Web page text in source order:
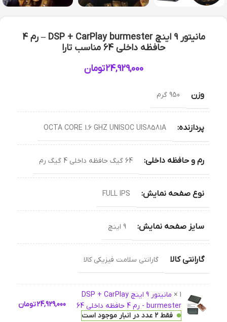
مانیتور 9 اینچ DSP + CarPlay burmester – رم 4
حافظه داخلی 64 مناسب تارا
24,929,000تومان
وزن 950 گرم
پردازنده: OCTA CORE 1.6 GHZ UNISOC UIS8581A
رم و حافظه داخلی: 64 گیگ حافظه داخلی 4 گیگ رم
نوع صفحه نمایش: FULL IPS
سایز صفحه نمایش: 9 اینچ
گارانتی کالا گارانتی سلامت فیزیکی کالا
1 ×
مانیتور 9 اینچ DSP + CarPlay
burmester - رم 4 حافظه داخلی 64
فقط 2 عدد در انبار موجود است
24,929,000تومان